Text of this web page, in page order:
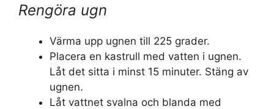
Rengöra ugn
Värma upp ugnen till 225 grader.
Placera en kastrull med vatten i ugnen.
Låt det sitta i minst 15 minuter. Stäng av
ugnen.
Låt vattnet svalna och blanda med